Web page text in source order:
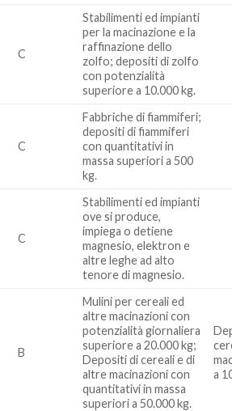
C
Stabilimenti ed impianti
per la macinazione e la
raffinazione dello
zolfo; depositi di zolfo
con potenzialità
superiore a 10.000 kg.
C
Fabbriche di fiammiferi;
depositi di fiammiferi
con quantitativi in
massa superiori a 500
kg.
C
Stabilimenti ed impianti
ove si produce,
impiega o detiene
magnesio, elektron e
altre leghe ad alto
tenore di magnesio.
B
Mulini per cereali ed
altre macinazioni con
potenzialità giornaliera
superiore a 20.000 kg;
Depositi di cereali e di
altre macinazioni con
quantitativi in massa
superiori a 50.000 kg.
a